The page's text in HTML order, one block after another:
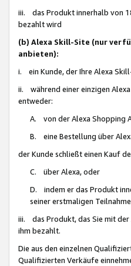
iii. das Produkt innerhalb von
bezahlt wird
(b) Alexa Skill-Site (nur
anbieten):
i. ein Kunde, der Ihre Alexa
ii. während einer einzigen
entweder:
A. von der Alexa Shopping
B. eine Bestellung über
der Kunde schließt einen Kauf
C. über Alexa, oder
D. indem er das Produkt
seiner erstmaligen
iii. das Produkt, das Sie mit der
ihm bezahlt.
Die aus den einzelnen
Qualifizierten Verkäufe